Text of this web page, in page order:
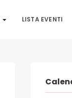
LISTA EVENTI